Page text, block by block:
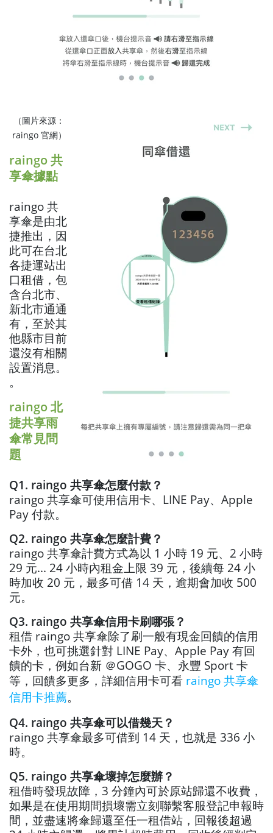
（圖片來源：
raingo 官網）
raingo 共
享傘據點
raingo 共
享傘是由北
捷推出，因
此可在台北
各捷運站出
口租借，包
含台北市、
新北市通通
有，至於其
他縣市目前
還沒有相關
設置消息。
。
raingo 北
捷共享雨
傘常見問
題
Q1. raingo 共享傘怎麼付款？
raingo 共享傘可使用信用卡、LINE Pay、Apple
Pay 付款。
Q2. raingo 共享傘怎麼計費？
raingo 共享傘計費方式為以 1 小時 19 元、2 小時
29 元... 24 小時內租金上限 39 元，後續每 24 小
時加收 20 元，最多可借 14 天，逾期會加收 500
元。
Q3. raingo 共享傘信用卡刷哪張？
租借 raingo 共享傘除了刷一般有現金回饋的信用
卡外，也可挑選針對 LINE Pay、Apple Pay 有回
饋的卡，例如台新 ＠GOGO 卡、永豐 Sport 卡
等，回饋多更多，詳細信用卡可看 raingo 共享傘
信用卡推薦。
Q4. raingo 共享傘可以借幾天？
raingo 共享傘最多可借到 14 天，也就是 336 小
時。
Q5. raingo 共享傘壞掉怎麼辦？
租借時發現故障，3 分鐘內可於原站歸還不收費，
如果是在使用期間損壞需立刻聯繫客服登記申報時
間，並盡速將傘歸還至任一租借站，回報後超過